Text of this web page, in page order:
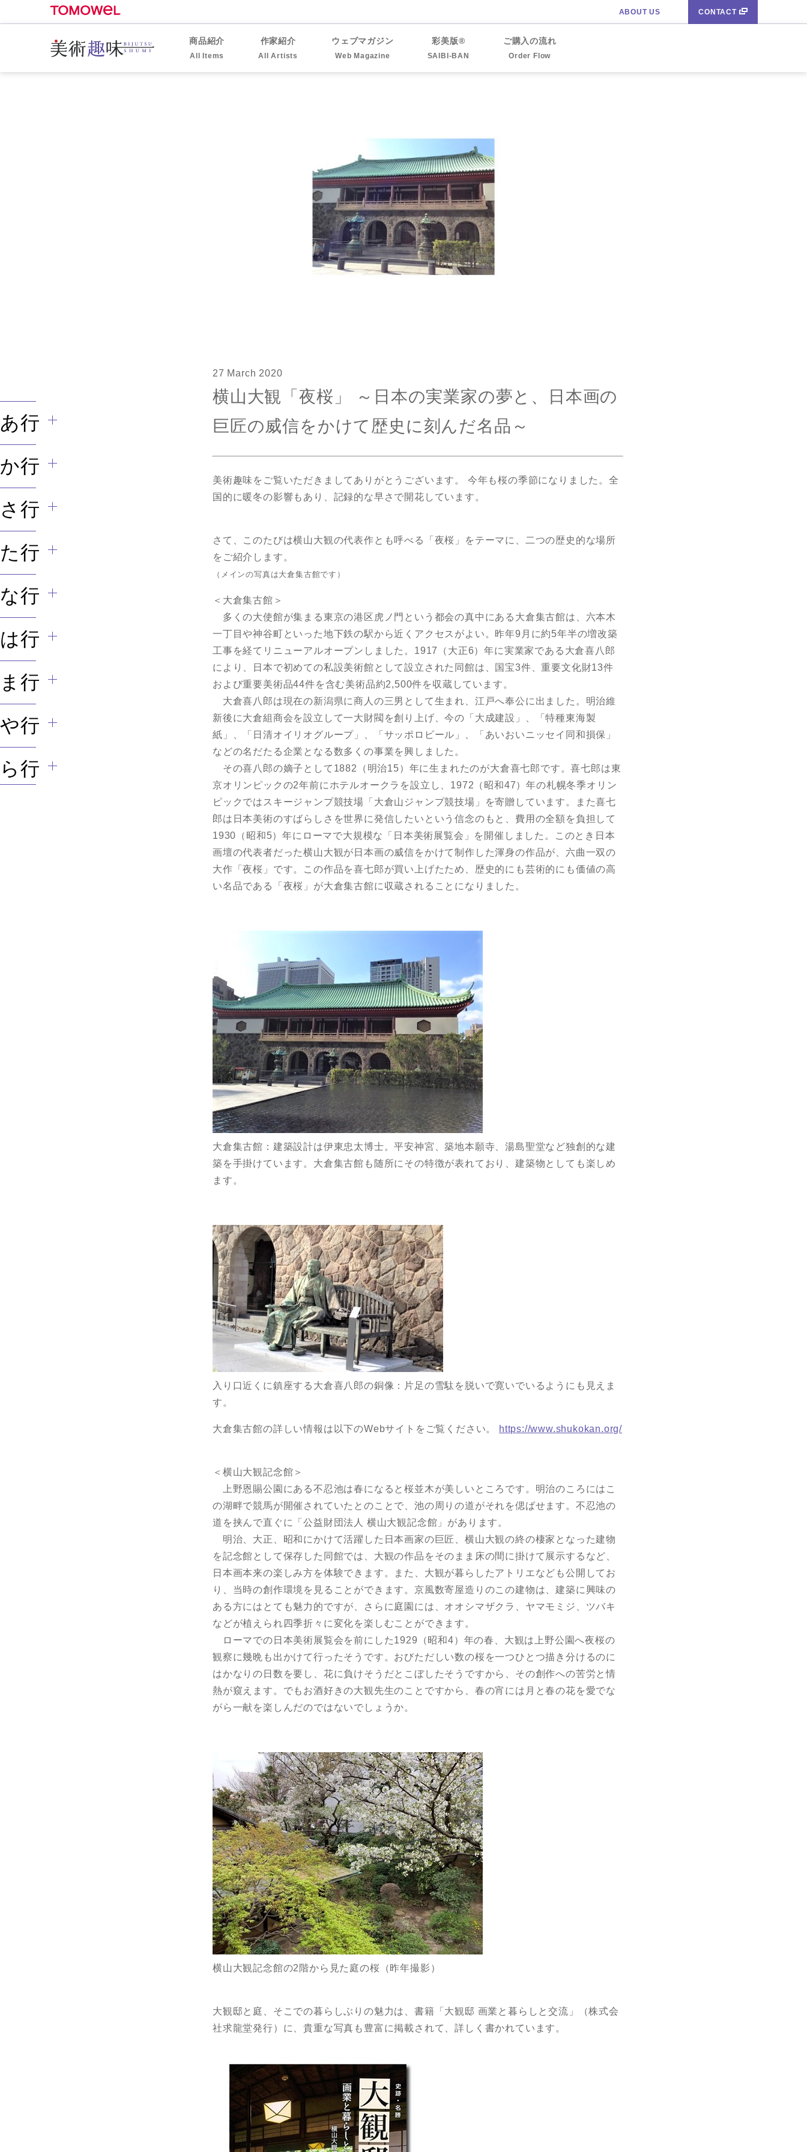
ABOUT US CONTACT
商品紹介
All Items
作家紹介
All Artists
ウェブマガジン
Web Magazine
彩美版®
SAIBI-BAN
ご購入の流れ
Order Flow
27 March 2020
横山大観「夜桜」 ～日本の実業家の夢と、日本画の
巨匠の威信をかけて歴史に刻んだ名品～
美術趣味をご覧いただきましてありがとうございます。 今年も桜の季節になりました。全
国的に暖冬の影響もあり、記録的な早さで開花しています。
さて、このたびは横山大観の代表作とも呼べる「夜桜」をテーマに、二つの歴史的な場所
をご紹介します。
（メインの写真は大倉集古館です）
＜大倉集古館＞
多くの大使館が集まる東京の港区虎ノ門という都会の真中にある大倉集古館は、六本木
一丁目や神谷町といった地下鉄の駅から近くアクセスがよい。昨年9月に約5年半の増改築
工事を経てリニューアルオープンしました。1917（大正6）年に実業家である大倉喜八郎
により、日本で初めての私設美術館として設立された同館は、国宝3件、重要文化財13件
および重要美術品44件を含む美術品約2,500件を収蔵しています。
大倉喜八郎は現在の新潟県に商人の三男として生まれ、江戸へ奉公に出ました。明治維
新後に大倉組商会を設立して一大財閥を創り上げ、今の「大成建設」、「特種東海製
紙」、「日清オイリオグループ」、「サッポロビール」、「あいおいニッセイ同和損保」
などの名だたる企業となる数多くの事業を興しました。
その喜八郎の嫡子として1882（明治15）年に生まれたのが大倉喜七郎です。喜七郎は東
京オリンピックの2年前にホテルオークラを設立し、1972（昭和47）年の札幌冬季オリン
ピックではスキージャンプ競技場「大倉山ジャンプ競技場」を寄贈しています。また喜七
郎は日本美術のすばらしさを世界に発信したいという信念のもと、費用の全額を負担して
1930（昭和5）年にローマで大規模な「日本美術展覧会」を開催しました。このとき日本
画壇の代表者だった横山大観が日本画の威信をかけて制作した渾身の作品が、六曲一双の
大作「夜桜」です。この作品を喜七郎が買い上げたため、歴史的にも芸術的にも価値の高
い名品である「夜桜」が大倉集古館に収蔵されることになりました。
大倉集古館：建築設計は伊東忠太博士。平安神宮、築地本願寺、湯島聖堂など独創的な建
築を手掛けています。大倉集古館も随所にその特徴が表れており、建築物としても楽しめ
ます。
入り口近くに鎮座する大倉喜八郎の銅像：片足の雪駄を脱いで寛いでいるようにも見えま
す。
大倉集古館の詳しい情報は以下のWebサイトをご覧ください。 https://www.shukokan.org/
＜横山大観記念館＞
上野恩賜公園にある不忍池は春になると桜並木が美しいところです。明治のころにはこ
の湖畔で競馬が開催されていたとのことで、池の周りの道がそれを偲ばせます。不忍池の
道を挟んで直ぐに「公益財団法人 横山大観記念館」があります。
明治、大正、昭和にかけて活躍した日本画家の巨匠、横山大観の終の棲家となった建物
を記念館として保存した同館では、大観の作品をそのまま床の間に掛けて展示するなど、
日本画本来の楽しみ方を体験できます。また、大観が暮らしたアトリエなども公開してお
り、当時の創作環境を見ることができます。京風数寄屋造りのこの建物は、建築に興味の
ある方にはとても魅力的ですが、さらに庭園には、オオシマザクラ、ヤマモミジ、ツバキ
などが植えられ四季折々に変化を楽しむことができます。
ローマでの日本美術展覧会を前にした1929（昭和4）年の春、大観は上野公園へ夜桜の
観察に幾晩も出かけて行ったそうです。おびただしい数の桜を一つひとつ描き分けるのに
はかなりの日数を要し、花に負けそうだとこぼしたそうですから、その創作への苦労と情
熱が窺えます。でもお酒好きの大観先生のことですから、春の宵には月と春の花を愛でな
がら一献を楽しんだのではないでしょうか。
横山大観記念館の2階から見た庭の桜（昨年撮影）
大観邸と庭、そこでの暮らしぶりの魅力は、書籍「大観邸 画業と暮らしと交流」（株式会
社求龍堂発行）に、貴重な写真も豊富に掲載されて、詳しく書かれています。
あ行
か行
さ行
た行
な行
は行
ま行
や行
ら行